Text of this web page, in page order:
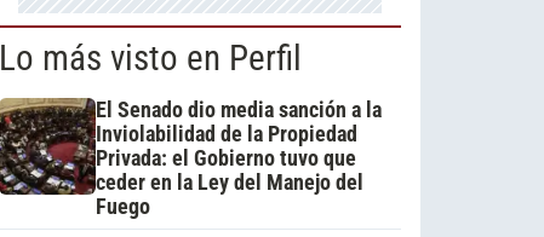
Lo más visto en Perfil
El Senado dio media sanción a la
Inviolabilidad de la Propiedad
Privada: el Gobierno tuvo que
ceder en la Ley del Manejo del
Fuego